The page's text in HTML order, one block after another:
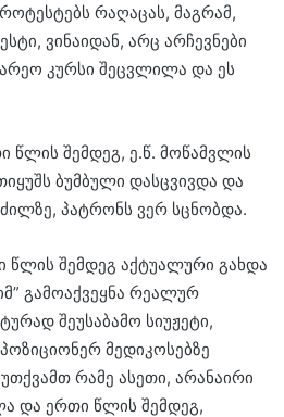
რაღაცას, მაგრამ,
ვინაიდან, არც არჩევნები
კურსი შეცვლილა და ეს
წლის შემდეგ, ე.წ. მოწამვლის
ბუმბული დასცვივდა და
პატრონს ვერ სცნობდა.
წლის შემდეგ აქტუალური გახდა
გამოაქვეყნა რეალურ
შეუსაბამო სიუჟეტი,
მედიკოსებზე
რამე ასეთი, არანაირი
და ერთი წლის შემდეგ,